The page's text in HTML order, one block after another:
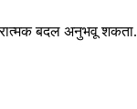
बदल अनुभवू शकता.